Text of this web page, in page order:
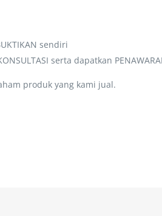
sendiri
serta dapatkan
produk yang kami jual.